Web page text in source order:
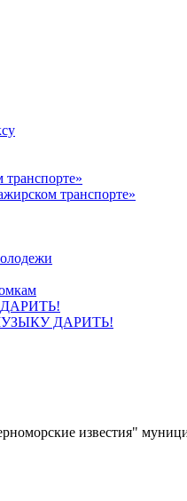
транспорте»
ДАРИТЬ!
известия"